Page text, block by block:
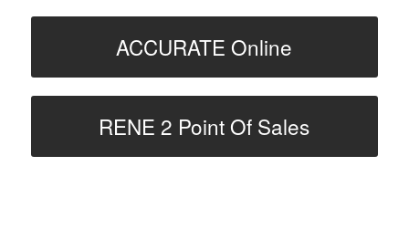
ACCURATE Online
RENE 2 Point Of Sales